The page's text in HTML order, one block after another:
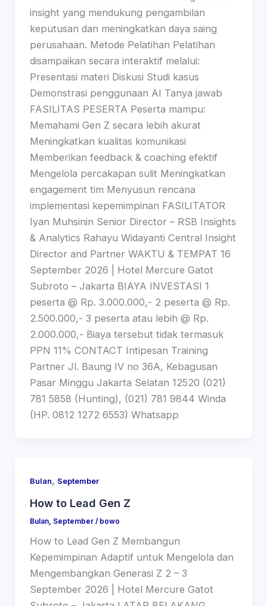
insight yang mendukung pengambilan
keputusan dan meningkatkan daya saing
perusahaan. Metode Pelatihan Pelatihan
disampaikan secara interaktif melalui:
Presentasi materi Diskusi Studi kasus
Demonstrasi penggunaan AI Tanya jawab
FASILITAS PESERTA Peserta mampu:
Memahami Gen Z secara lebih akurat
Meningkatkan kualitas komunikasi
Memberikan feedback & coaching efektif
Mengelola percakapan sulit Meningkatkan
engagement tim Menyusun rencana
implementasi kepemimpinan FASILITATOR
Iyan Muhsinin Senior Director – RSB Insights
& Analytics Rahayu Widayanti Central Insight
Director and Partner WAKTU & TEMPAT 16
September 2026 | Hotel Mercure Gatot
Subroto – Jakarta BIAYA INVESTASI 1
peserta @ Rp. 3.000.000,- 2 peserta @ Rp.
2.500.000,- 3 peserta atau lebih @ Rp.
2.000.000,- Biaya tersebut tidak termasuk
PPN 11% CONTACT Intipesan Training
Partner Jl. Baung IV no 36A, Kebagusan
Pasar Minggu Jakarta Selatan 12520 (021)
781 5858 (Hunting), (021) 781 9844 Winda
(HP. 0812 1272 6553) Whatsapp
Bulan, September
How to Lead Gen Z
Bulan, September/ bowo
How to Lead Gen Z Membangun
Kepemimpinan Adaptif untuk Mengelola dan
Mengembangkan Generasi Z 2 – 3
September 2026 | Hotel Mercure Gatot